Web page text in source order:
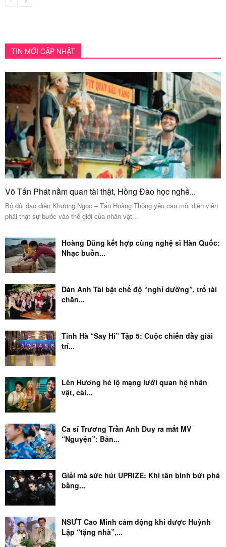
TIN MỚI CẬP NHẬT
Võ Tấn Phát nằm quan tài thật, Hồng Đào học nghề...
Bộ đôi đạo diễn Khương Ngọc – Tấn Hoàng Thông yêu cầu mỗi diễn viên
phải thật sự bước vào thế giới của nhân vật...
Hoàng Dũng kết hợp cùng nghệ sĩ Hàn Quốc:
Nhạc buồn...
Dàn Anh Tài bật chế độ “nghỉ dưỡng”, trổ tài
chăn...
Tinh Hà “Say Hi” Tập 5: Cuộc chiến đầy giải
trí...
Lên Hương hé lộ mạng lưới quan hệ nhân
vật, cài...
Ca sĩ Trương Trần Anh Duy ra mắt MV
“Nguyện”: Bản...
Giải mã sức hút UPRIZE: Khi tân binh bứt phá
bằng...
NSƯT Cao Minh cảm động khi được Huỳnh
Lập “tặng nhà”,...